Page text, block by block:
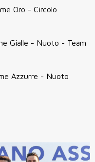
Oro - Circolo
Gialle - Nuoto - Team
Azzurre - Nuoto